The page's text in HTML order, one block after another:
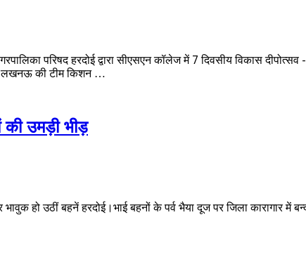
परिषद हरदोई द्वारा सीएसएन कॉलेज में 7 दिवसीय विकास
लखनऊ की टीम किशन …
की उमड़ी भीड़
हो उठीं बहनें हरदोई।भाई बहनों के पर्व भैया दूज पर जिला कारागार